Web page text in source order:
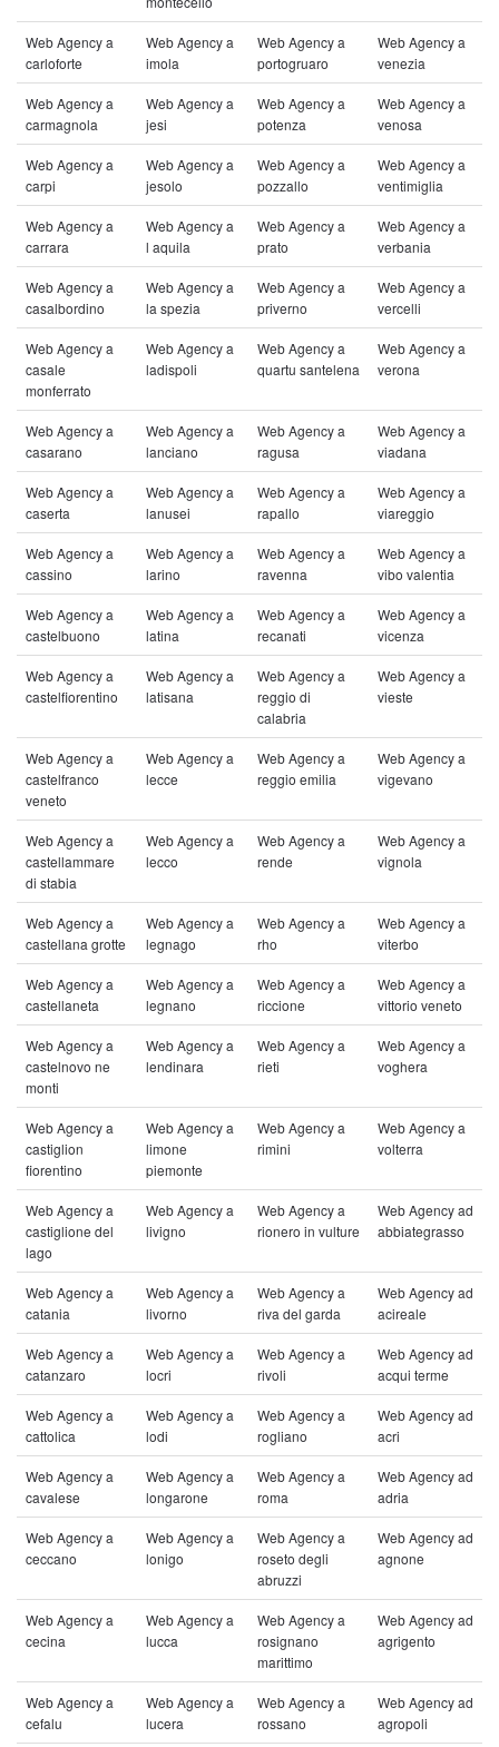
Web Agency a
carloforte
Web Agency a
imola
Web Agency a
portogruaro
Web Agency a
venezia
Web Agency a
carmagnola
Web Agency a
jesi
Web Agency a
potenza
Web Agency a
venosa
Web Agency a
carpi
Web Agency a
jesolo
Web Agency a
pozzallo
Web Agency a
ventimiglia
Web Agency a
carrara
Web Agency a
l aquila
Web Agency a
prato
Web Agency a
verbania
Web Agency a
casalbordino
Web Agency a
la spezia
Web Agency a
priverno
Web Agency a
vercelli
Web Agency a
casale
monferrato
Web Agency a
ladispoli
Web Agency a
quartu santelena
Web Agency a
verona
Web Agency a
casarano
Web Agency a
lanciano
Web Agency a
ragusa
Web Agency a
viadana
Web Agency a
caserta
Web Agency a
lanusei
Web Agency a
rapallo
Web Agency a
viareggio
Web Agency a
cassino
Web Agency a
larino
Web Agency a
ravenna
Web Agency a
vibo valentia
Web Agency a
castelbuono
Web Agency a
latina
Web Agency a
recanati
Web Agency a
vicenza
Web Agency a
castelfiorentino
Web Agency a
latisana
Web Agency a
reggio di
calabria
Web Agency a
vieste
Web Agency a
castelfranco
veneto
Web Agency a
lecce
Web Agency a
reggio emilia
Web Agency a
vigevano
Web Agency a
castellammare
di stabia
Web Agency a
lecco
Web Agency a
rende
Web Agency a
vignola
Web Agency a
castellana grotte
Web Agency a
legnago
Web Agency a
rho
Web Agency a
viterbo
Web Agency a
castellaneta
Web Agency a
legnano
Web Agency a
riccione
Web Agency a
vittorio veneto
Web Agency a
castelnovo ne
monti
Web Agency a
lendinara
Web Agency a
rieti
Web Agency a
voghera
Web Agency a
castiglion
fiorentino
Web Agency a
limone
piemonte
Web Agency a
rimini
Web Agency a
volterra
Web Agency a
castiglione del
lago
Web Agency a
livigno
Web Agency a
rionero in vulture
Web Agency ad
abbiategrasso
Web Agency a
catania
Web Agency a
livorno
Web Agency a
riva del garda
Web Agency ad
acireale
Web Agency a
catanzaro
Web Agency a
locri
Web Agency a
rivoli
Web Agency ad
acqui terme
Web Agency a
cattolica
Web Agency a
lodi
Web Agency a
rogliano
Web Agency ad
acri
Web Agency a
cavalese
Web Agency a
longarone
Web Agency a
roma
Web Agency ad
adria
Web Agency a
ceccano
Web Agency a
lonigo
Web Agency a
roseto degli
abruzzi
Web Agency ad
agnone
Web Agency a
cecina
Web Agency a
lucca
Web Agency a
rosignano
marittimo
Web Agency ad
agrigento
Web Agency a
cefalu
Web Agency a
lucera
Web Agency a
rossano
Web Agency ad
agropoli